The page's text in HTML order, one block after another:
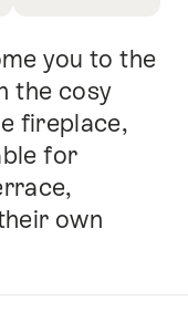
About
Contact
you to the
the cosy
fireplace,
for
own